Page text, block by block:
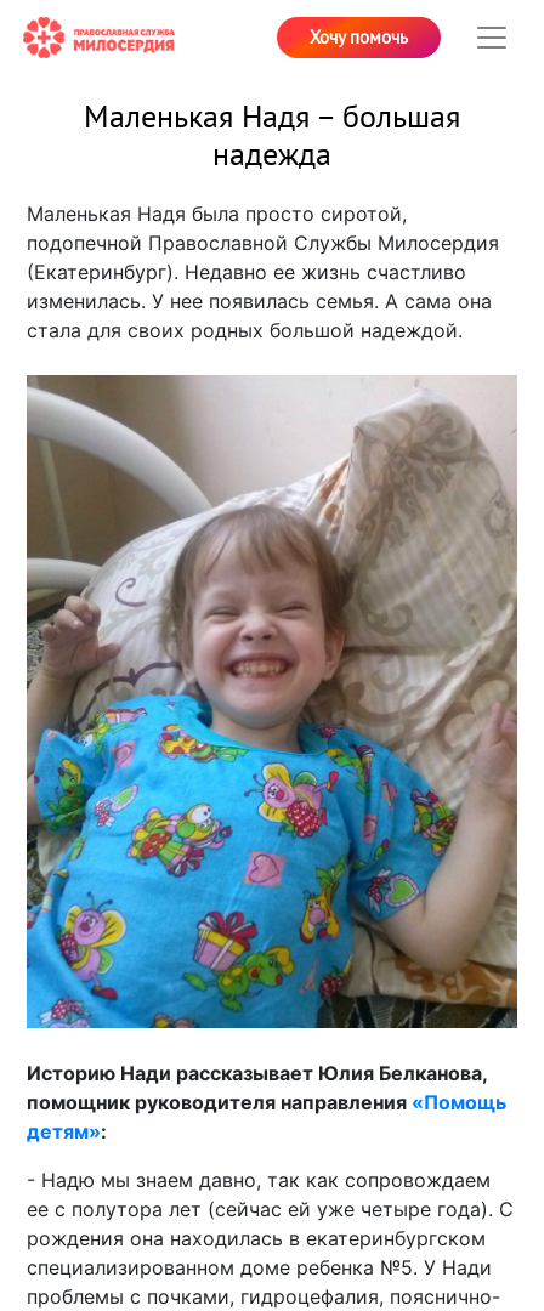
Хочу помочь
Маленькая Надя – большая
надежда
Маленькая Надя была просто сиротой,
подопечной Православной Службы Милосердия
(Екатеринбург). Недавно ее жизнь счастливо
изменилась. У нее появилась семья. А сама она
стала для своих родных большой надеждой.
Историю Нади рассказывает Юлия Белканова,
помощник руководителя направления «Помощь
детям»:
- Надю мы знаем давно, так как сопровождаем
ее с полутора лет (сейчас ей уже четыре года). С
рождения она находилась в екатеринбургском
специализированном доме ребенка №5. У Нади
проблемы с почками, гидроцефалия, пояснично-